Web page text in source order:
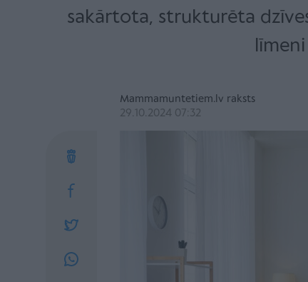
sakārtota, strukturēta
Mammamuntetiem.lv raksts
29.10.2024 07:32